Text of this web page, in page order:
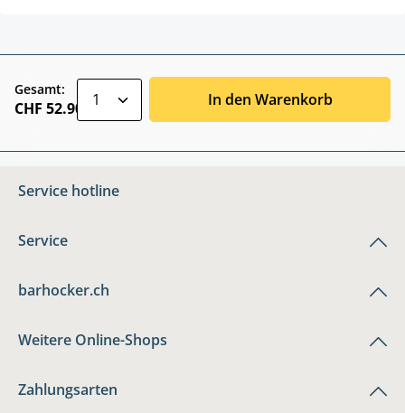
Gesamt:
CHF 52.90 In den Warenkorb
Service hotline
Service
barhocker.ch
Weitere Online-Shops
Zahlungsarten